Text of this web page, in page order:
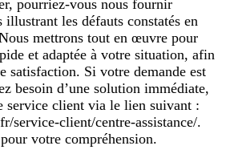
pourriez-vous nous fournir
illustrant les défauts constatés en
mettrons tout en œuvre pour
et adaptée à votre situation, afin
satisfaction. Si votre demande est
besoin d’une solution immédiate,
service client via le lien suivant :
service-client/centre-assistance/.
votre compréhension.